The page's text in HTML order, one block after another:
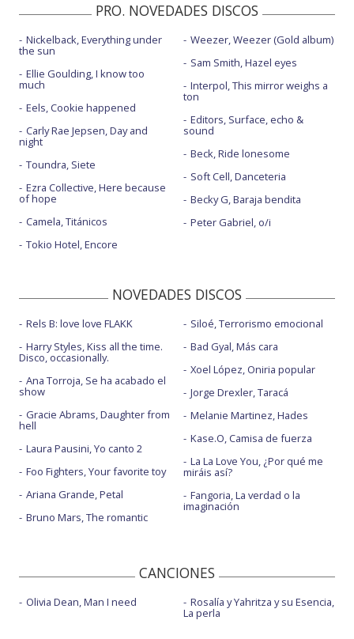
PRO. NOVEDADES DISCOS
Nickelback, Everything under
the sun
Ellie Goulding, I know too
much
Eels, Cookie happened
Carly Rae Jepsen, Day and
night
Toundra, Siete
Ezra Collective, Here because
of hope
Camela, Titánicos
Tokio Hotel, Encore
Weezer, Weezer (Gold album)
Sam Smith, Hazel eyes
Interpol, This mirror weighs a
ton
Editors, Surface, echo &
sound
Beck, Ride lonesome
Soft Cell, Danceteria
Becky G, Baraja bendita
Peter Gabriel, o/i
NOVEDADES DISCOS
Rels B: love love FLAKK
Harry Styles, Kiss all the time.
Disco, occasionally.
Ana Torroja, Se ha acabado el
show
Gracie Abrams, Daughter from
hell
Laura Pausini, Yo canto 2
Foo Fighters, Your favorite toy
Ariana Grande, Petal
Bruno Mars, The romantic
Siloé, Terrorismo emocional
Bad Gyal, Más cara
Xoel López, Oniria popular
Jorge Drexler, Taracá
Melanie Martinez, Hades
Kase.O, Camisa de fuerza
La La Love You, ¿Por qué me
miráis así?
Fangoria, La verdad o la
imaginación
CANCIONES
Olivia Dean, Man I need Rosalía y Yahritza y su Esencia,
La perla